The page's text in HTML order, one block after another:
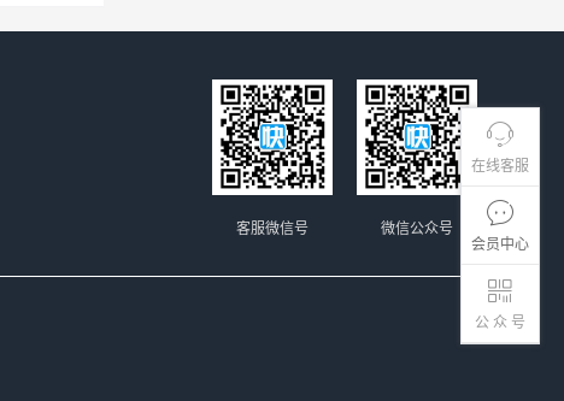
在线客服
会员中心
公 众 号
微信公众号
客服微信号